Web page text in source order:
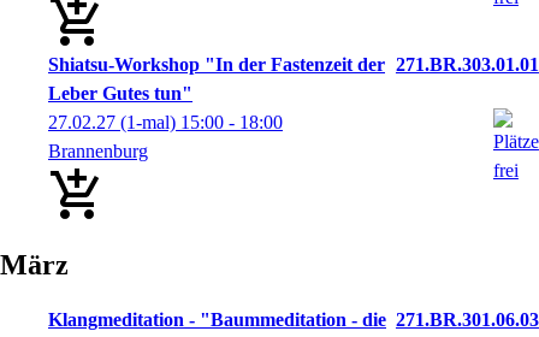
Shiatsu-Workshop "In der Fastenzeit der
Leber Gutes tun"
271.BR.303.01.01
27.02.27 (1-mal) 15:00 - 18:00
Brannenburg
März
Klangmeditation - "Baummeditation - die 271.BR.301.06.03